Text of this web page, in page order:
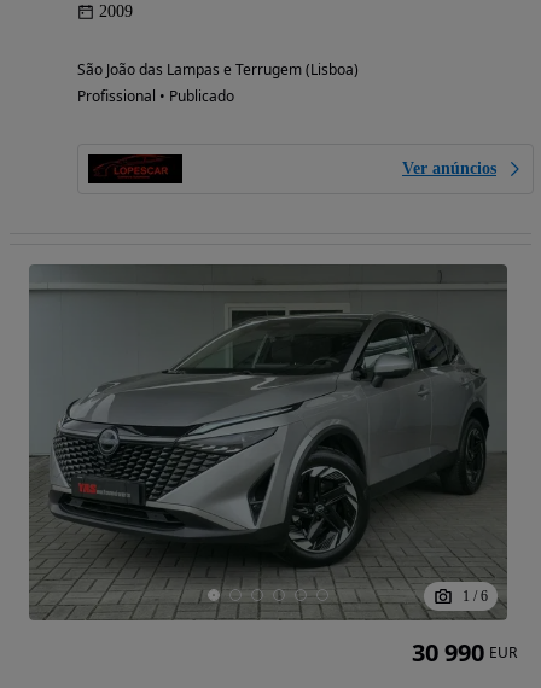
2009
São João das Lampas e Terrugem (Lisboa)
Profissional • Publicado
Ver anúncios
1 / 6
30 990 EUR